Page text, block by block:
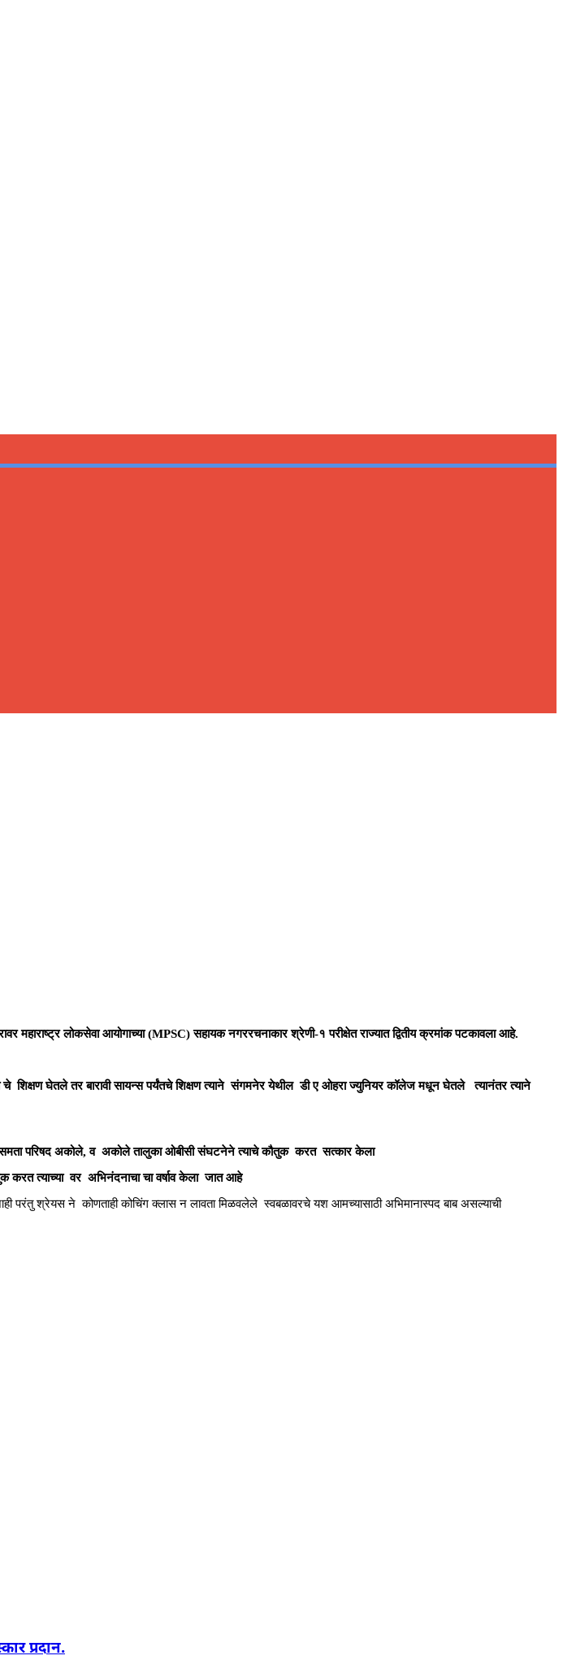
महाराष्ट्र लोकसेवा आयोगाच्या (MPSC) सहायक नगररचनाकार श्रेणी-१ परीक्षेत राज्यात द्वितीय क्रमांक पटकावला आहे.
चे शिक्षण घेतले तर बारावी सायन्स पर्यंतचे शिक्षण त्याने संगमनेर येथील डी ए ओहरा ज्युनियर कॉलेज मधून घेतले त्यानंतर त्याने
समता परिषद अकोले, व अकोले तालुका ओबीसी संघटनेने त्याचे कौतुक करत सत्कार केला
करत त्याच्या वर अभिनंदनाचा चा वर्षाव केला जात आहे
परंतु श्रेयस ने कोणताही कोचिंग क्लास न लावता मिळवलेले स्वबळावरचे यश आमच्यासाठी अभिमानास्पद बाब असल्याची
प्रदान.